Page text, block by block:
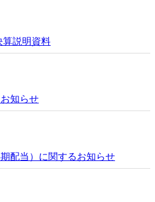
算説明資料
知らせ
配当）に関するお知らせ